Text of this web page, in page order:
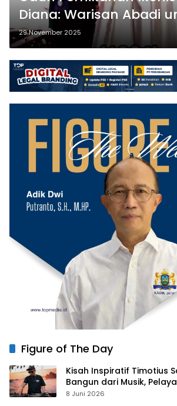
Diana: Warisan Abadi
William dan Harry
29 November 2025
Figure of The Day
Kisah Inspiratif Timotius
Bangun dari Musik,
hingga Gurita Bisnis
8 Juni 2026